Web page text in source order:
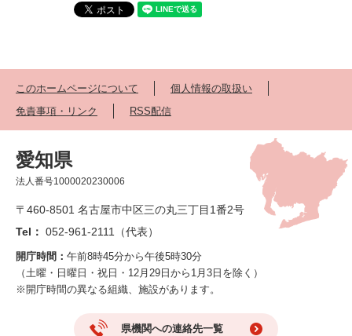
このホームページについて
個人情報の取扱い
免責事項・リンク
RSS配信
愛知県
法人番号1000020230006
〒460-8501 名古屋市中区三の丸三丁目1番2号
Tel： 052-961-2111（代表）
開庁時間： 午前8時45分から午後5時30分
（土曜・日曜日・祝日・12月29日から1月3日を除く）
※開庁時間の異なる組織、施設があります。
県機関への連絡先一覧